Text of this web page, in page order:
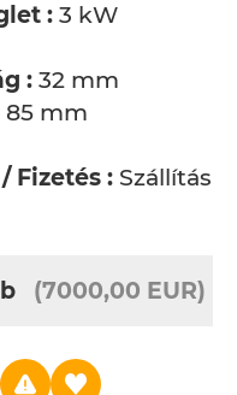
: 3 kW
: 32 mm
85 mm
Fizetés : Szállítás
(7000,00 EUR)